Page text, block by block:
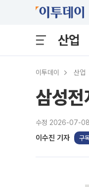
산업
이투데이 산업
삼성
수정 2026-07-
이수진 기자 구